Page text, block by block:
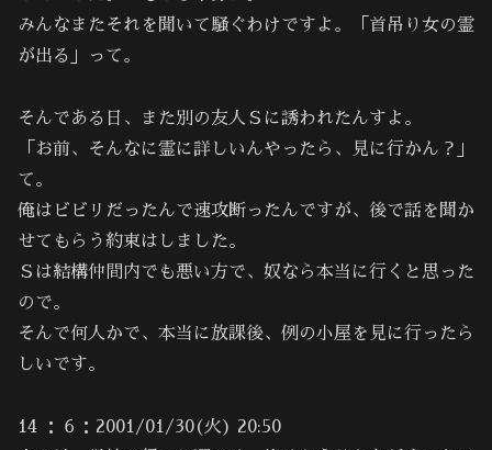
みんなまたそれを聞いて騒ぐわけですよ。「首吊り女の霊
が出る」って。
そんである日、また別の友人Ｓに誘われたんすよ。
「お前、そんなに霊に詳しいんやったら、見に行かん？」
て。
俺はビビリだったんで速攻断ったんですが、後で話を聞か
せてもらう約束はしました。
Ｓは結構仲間内でも悪い方で、奴なら本当に行くと思った
ので。
そんで何人かで、本当に放課後、例の小屋を見に行ったら
しいです。
14 ：６：2001/01/30(火) 20:50